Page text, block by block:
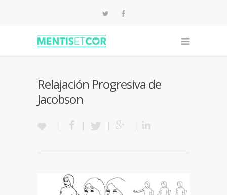
Relajación Progresiva de
Jacobson